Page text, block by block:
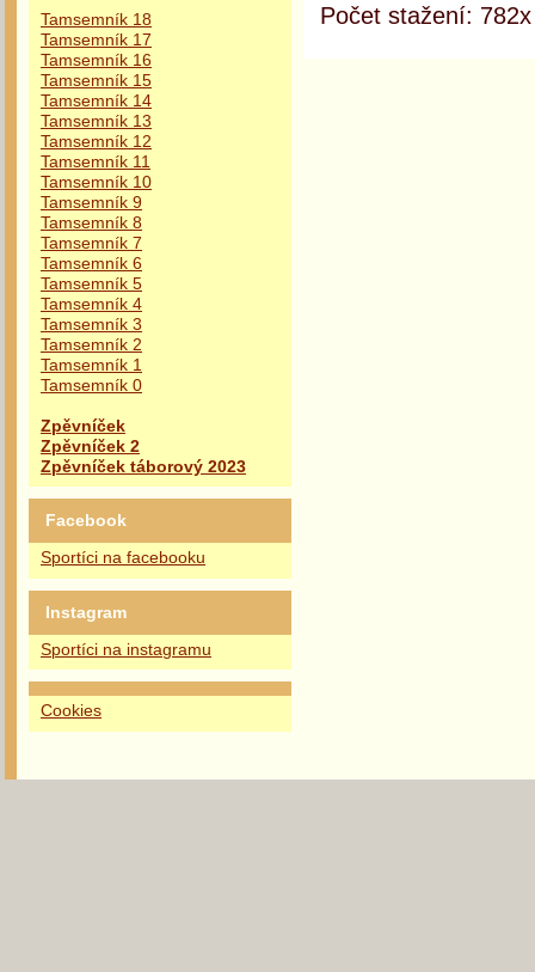
Tamsemník 18
Tamsemník 17
Tamsemník 16
Tamsemník 15
Tamsemník 14
Tamsemník 13
Tamsemník 12
Tamsemník 11
Tamsemník 10
Tamsemník 9
Tamsemník 8
Tamsemník 7
Tamsemník 6
Tamsemník 5
Tamsemník 4
Tamsemník 3
Tamsemník 2
Tamsemník 1
Tamsemník 0
Zpěvníček
Zpěvníček 2
Zpěvníček táborový 2023
Facebook
Sportíci na facebooku
Instagram
Sportíci na instagramu
Cookies
Počet stažení: 782x